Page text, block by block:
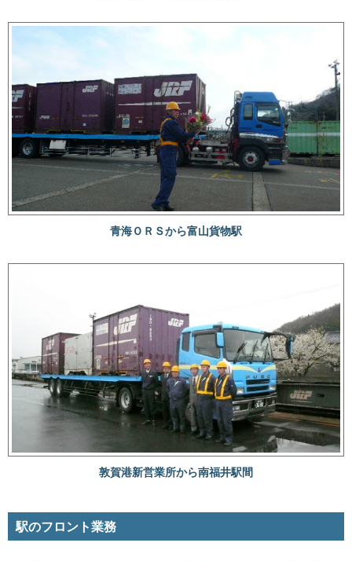
青海ＯＲＳから富山貨物駅
敦賀港新営業所から南福井駅間
駅のフロント業務